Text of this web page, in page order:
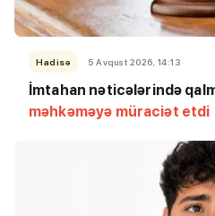
Hadisə 5 Avqust 2026, 14:13
İmtahan nəticələrində
məhkəməyə müraciət etdi